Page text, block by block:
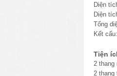
Diện
Diện
Tổng
Kết
Tiện
2 thang
2 thang